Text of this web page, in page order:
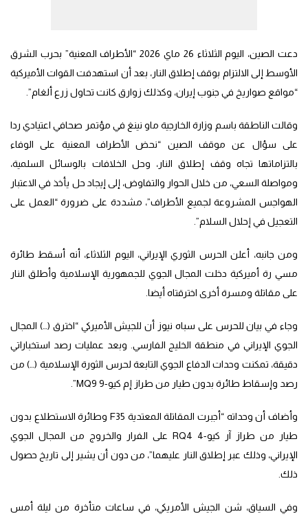
دعت الصين، اليوم الثلاثاء 26 ماي 2026 “الأطراف المعنية” بحرب الشرق
الأوسط إلى الالتزام بوقف إطلاق النار، بعد أن استهدفت القوات الأميركية
“مواقع صواريخ في جنوب إيران، وكذلك زوارق كانت تحاول زرع ألغام”.
وقالت الناطقة باسم وزارة الخارجية ماو نينغ في مؤتمر صحافي اعتيادي ردا
على سؤال عن موقف الصين “نحض الأطراف المعنية على الوفاء
بالتزاماتها تجاه وقف إطلاق النار، وحل الخلافات بالوسائل السلمية،
ومواصلة السعي، من خلال الحوار والتفاوض، إلى إيجاد حل يأخذ في الاعتبار
الهواجس المشروعة لجميع الأطراف”، مشددة على ضرورة “العمل على
التعجيل في إحلال السلام”.
ومن جانبه، أعلن الحرس الثوري الإيراني، اليوم الثلاثاء، أنه أسقط طائرة
مسي رة أميركية دخلت المجال الجوي للجمهورية الإسلامية وأطلق النار
على مقاتلة ومسرة أخرى اخترقتاه أيضا.
وجاء في بيان للحرس على سباه نيوز أن للجيش الأميركي “اخترق (…) المجال
الجوي الإيراني في منطقة الخليج الفارسي. وبعد عمليات رصد استخباراتي
دقيقة، تمكنت وحدات الدفاع الجوي التابعة لحرس الثورة الإسلامية (…) من
رصد وإسقاط طائرة بدون طيار من طراز إم كيو-9 MQ9”.
وأضاف أن وحداته “أجبرت المقاتلة المعتدية F35 وطائرة الاستطلاع بدون
طيار من طراز آر كيو-4 RQ4 على الفرار والخروج من المجال الجوي
الإيراني، وذلك عبر إطلاق النار عليهما”، من دون أن يشير إلى تاريخ حصول
ذلك.
وفي السياق، شن الجيش الأمريكي، في ساعات متأخرة من ليلة أمس